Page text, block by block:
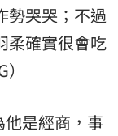
勢哭哭；不過
柔確實很會吃
是經商，事